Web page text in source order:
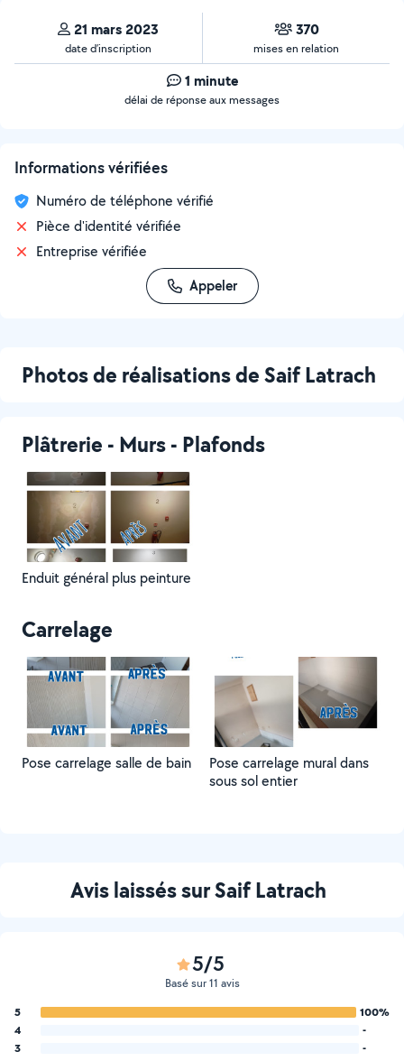
21 mars 2023
date d’inscription
370
mises en relation
1 minute
délai de réponse aux messages
Informations vérifiées
Numéro de téléphone vérifié
Pièce d'identité vérifiée
Entreprise vérifiée
Appeler
Photos de réalisations de Saif Latrach
Plâtrerie - Murs - Plafonds
Enduit général plus peinture
Carrelage
Pose carrelage salle de bain
Pose carrelage mural dans
sous sol entier
Avis laissés sur Saif Latrach
5/5
Basé sur 11 avis
5
100%
4
-
3
-